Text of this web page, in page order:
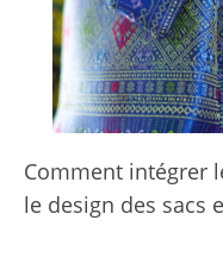
Comment intégrer
le design des sacs